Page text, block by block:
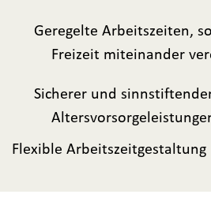
Geregelte Arbeitszeiten,
Freizeit miteinander
Sicherer und
Flexible Arbeitszeitgestaltung